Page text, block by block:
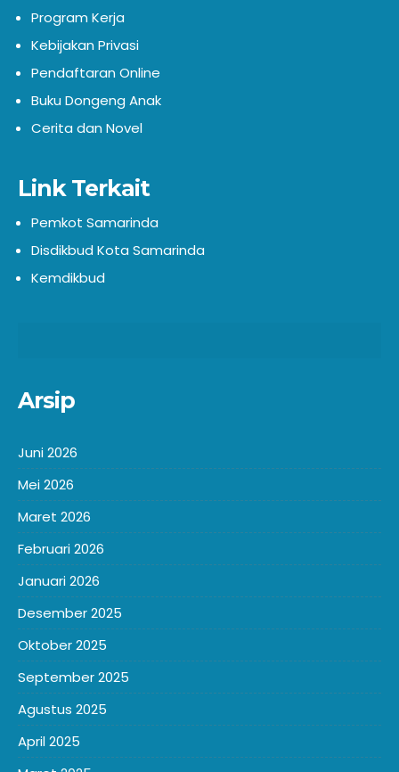
Program Kerja
Kebijakan Privasi
Pendaftaran Online
Buku Dongeng Anak
Cerita dan Novel
Link Terkait
Pemkot Samarinda
Disdikbud Kota Samarinda
Kemdikbud
Arsip
Juni 2026
Mei 2026
Maret 2026
Februari 2026
Januari 2026
Desember 2025
Oktober 2025
September 2025
Agustus 2025
April 2025